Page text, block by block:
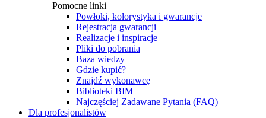
Pomocne linki
Powłoki, kolorystyka i gwarancje
Rejestracja gwarancji
Realizacje i inspiracje
Pliki do pobrania
Baza wiedzy
Gdzie kupić?
Znajdź wykonawcę
Biblioteki BIM
Najczęściej Zadawane Pytania (FAQ)
Dla profesjonalistów